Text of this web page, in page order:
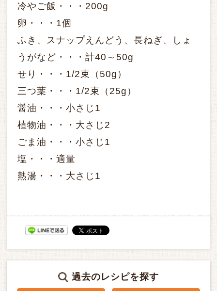
冷やご飯・・・200g
卵・・・1個
ふき、スナップえんどう、長ねぎ、しょ
うがなど・・・計40～50g
せり・・・1/2束（50g）
三つ葉・・・1/2束（25g）
醤油・・・小さじ1
植物油・・・大さじ2
ごま油・・・小さじ1
塩・・・適量
熱湯・・・大さじ1
過去のレシピを探す